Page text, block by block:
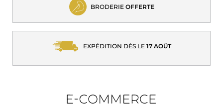
BRODERIE OFFERTE
EXPÉDITION DÈS LE 17 AOÛT